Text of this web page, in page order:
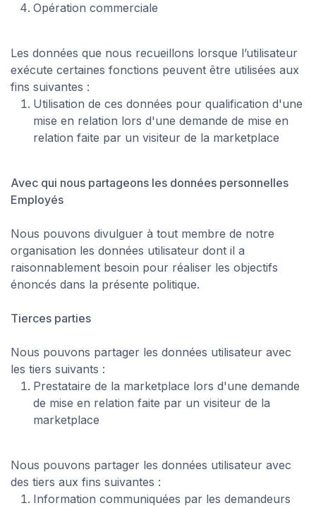
Opération commerciale
Les données que nous recueillons lorsque l’utilisateur
exécute certaines fonctions peuvent être utilisées aux
fins suivantes :
Utilisation de ces données pour qualification d'une
mise en relation lors d'une demande de mise en
relation faite par un visiteur de la marketplace
Avec qui nous partageons les données personnelles
Employés
Nous pouvons divulguer à tout membre de notre
organisation les données utilisateur dont il a
raisonnablement besoin pour réaliser les objectifs
énoncés dans la présente politique.
Tierces parties
Nous pouvons partager les données utilisateur avec
les tiers suivants :
Prestataire de la marketplace lors d'une demande
de mise en relation faite par un visiteur de la
marketplace
Nous pouvons partager les données utilisateur avec
des tiers aux fins suivantes :
Information communiquées par les demandeurs